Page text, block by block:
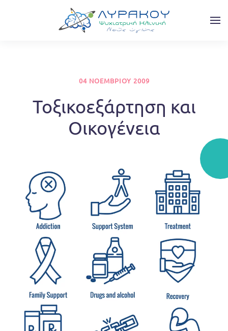
Skip to main content
04 ΝΟΕΜΒΡΊΟΥ 2009
Τοξικοεξάρτηση και
Οικογένεια